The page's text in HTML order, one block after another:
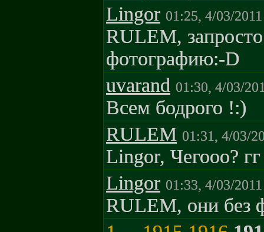
Lingor 01:25, 4/03/2011
RULEM,
фотографию:-D
uvarand 01:30, 4/03/
Всем бодрого !:)
RULEM 01:31, 4/03/
Lingor, Чегооо?
Lingor 01:33, 4/03/2011
RULEM, они без